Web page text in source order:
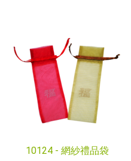
10124 - 網紗禮品袋